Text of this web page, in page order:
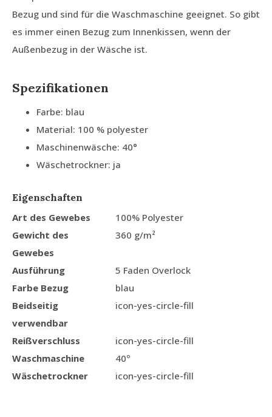
Bezug und sind für die Waschmaschine geeignet. So gibt
es immer einen Bezug zum Innenkissen, wenn der
Außenbezug in der Wäsche ist.
Spezifikationen
Farbe: blau
Material: 100 % polyester
Maschinenwäsche: 40°
Wäschetrockner: ja
Eigenschaften
Art des Gewebes
100% Polyester
Gewicht des
Gewebes
360 g/m²
Ausführung
5 Faden Overlock
Farbe Bezug
blau
Beidseitig
verwendbar
icon-yes-circle-fill
Reißverschluss
icon-yes-circle-fill
Waschmaschine
40º
Wäschetrockner
icon-yes-circle-fill